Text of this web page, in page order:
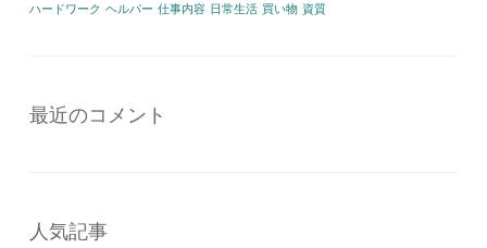
ハードワーク ヘルパー 仕事内容 日常生活 買い物 資質
最近のコメント
人気記事